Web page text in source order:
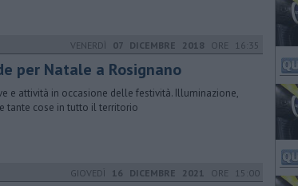
VENERDÌ 07 DICEMBRE 2018 ORE 16:35
per Natale a Rosignano
e attività in occasione delle festività. Illuminazione,
tante cose in tutto il territorio
GIOVEDÌ 16 DICEMBRE 2021 ORE 15:00